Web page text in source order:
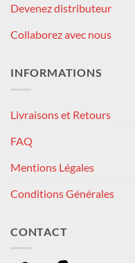
Devenez distributeur
Collaborez avec nous
INFORMATIONS
Livraisons et Retours
FAQ
Mentions Légales
Conditions Générales
CONTACT